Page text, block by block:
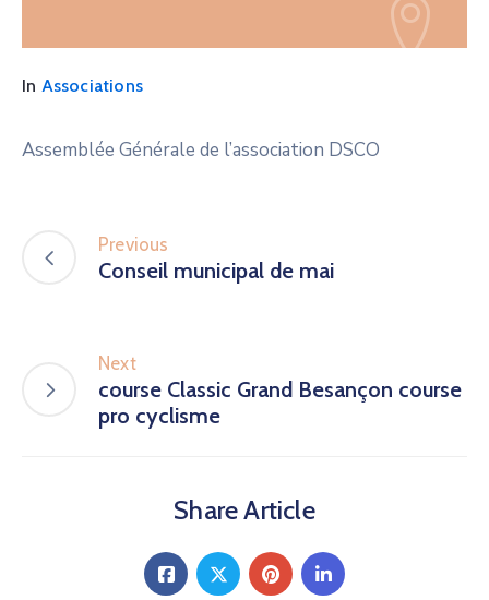
In Associations
Assemblée Générale de l’association DSCO
Previous
Conseil municipal de mai
Next
course Classic Grand Besançon course
pro cyclisme
Share Article